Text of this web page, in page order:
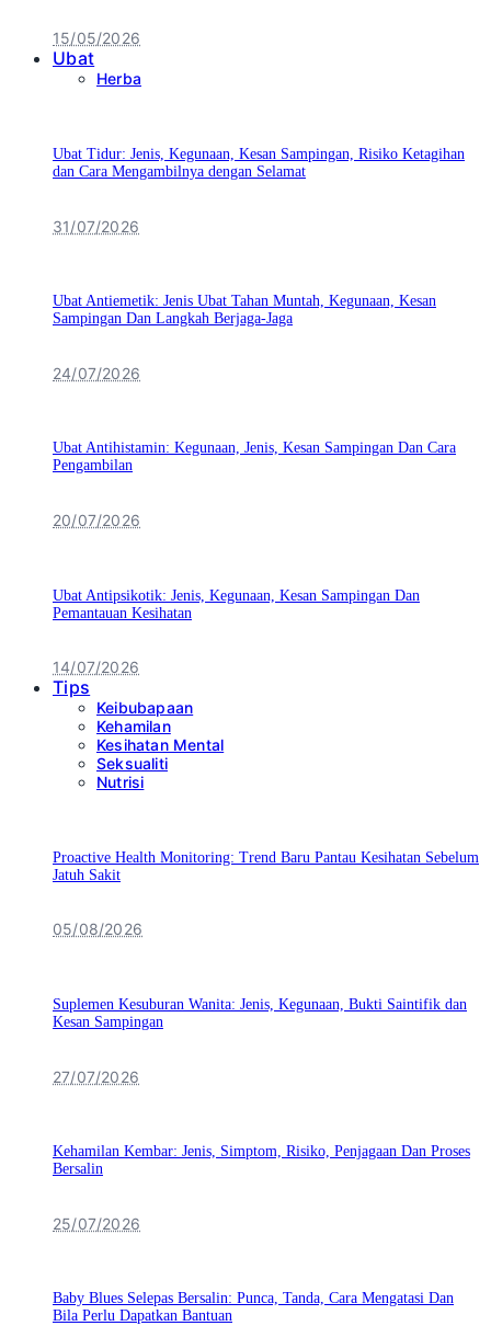
15/05/2026
Ubat
Herba
Ubat Tidur: Jenis, Kegunaan, Kesan Sampingan, Risiko Ketagihan
dan Cara Mengambilnya dengan Selamat
31/07/2026
Ubat Antiemetik: Jenis Ubat Tahan Muntah, Kegunaan, Kesan
Sampingan Dan Langkah Berjaga-Jaga
24/07/2026
Ubat Antihistamin: Kegunaan, Jenis, Kesan Sampingan Dan Cara
Pengambilan
20/07/2026
Ubat Antipsikotik: Jenis, Kegunaan, Kesan Sampingan Dan
Pemantauan Kesihatan
14/07/2026
Tips
Keibubapaan
Kehamilan
Kesihatan Mental
Seksualiti
Nutrisi
Proactive Health Monitoring: Trend Baru Pantau Kesihatan Sebelum
Jatuh Sakit
05/08/2026
Suplemen Kesuburan Wanita: Jenis, Kegunaan, Bukti Saintifik dan
Kesan Sampingan
27/07/2026
Kehamilan Kembar: Jenis, Simptom, Risiko, Penjagaan Dan Proses
Bersalin
25/07/2026
Baby Blues Selepas Bersalin: Punca, Tanda, Cara Mengatasi Dan
Bila Perlu Dapatkan Bantuan